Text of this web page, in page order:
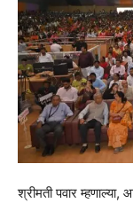
श्रीमती पवार